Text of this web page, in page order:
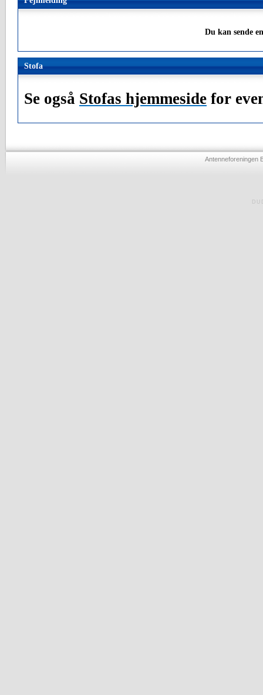
Du kan sende
Stofa
Se også Stofas hjemmeside for
Antenneforeningen